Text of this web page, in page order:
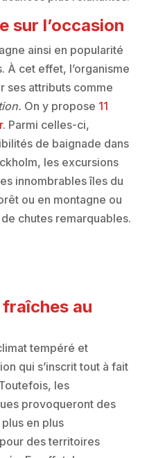
sur l’occasion
ainsi en popularité
À cet effet, l’organisme
ses attributs comme
On y propose 11
. Parmi celles-ci,
de baignade dans
les excursions
innombrables îles du
ou en montagne ou
chutes remarquables.
au
tempéré et
qui s’inscrit tout à fait
les
provoqueront des
en plus
des territoires